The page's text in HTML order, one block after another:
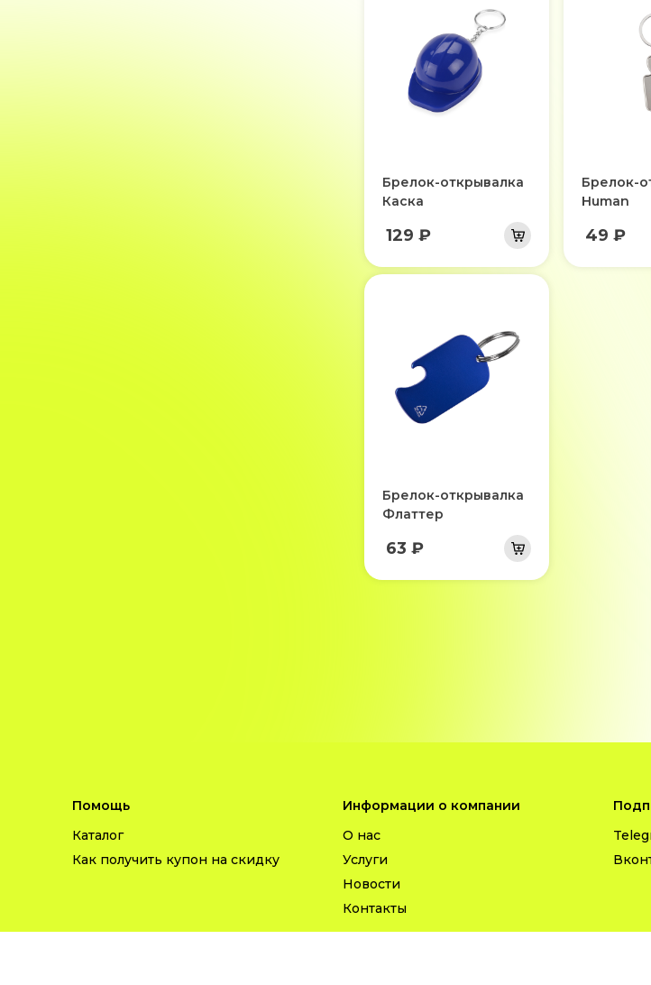
Брелок-открывалка
Каска
129 ₽
Брелок-
Human
49 ₽
Брелок-открывалка
Флаттер
63 ₽
Помощь
Каталог
Как получить купон на скидку
Информации о компании
О нас
Услуги
Новости
Контакты